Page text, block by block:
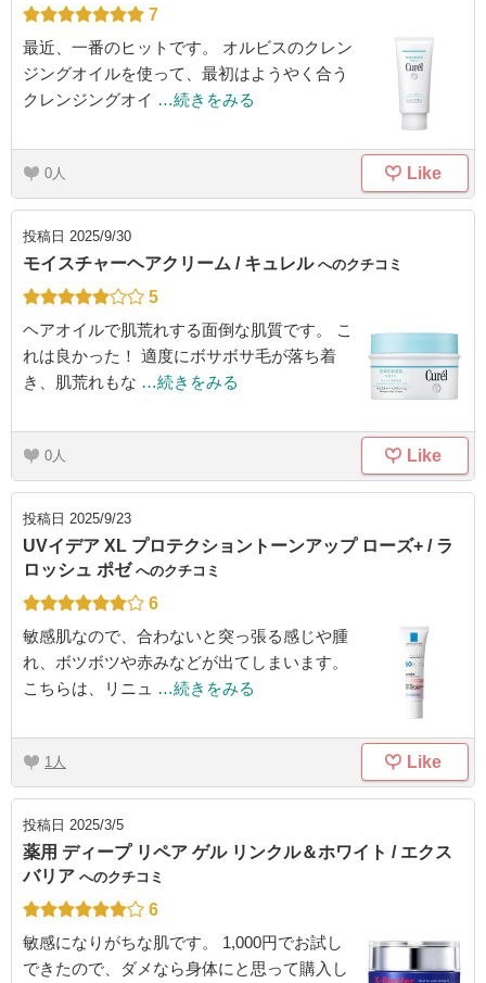
7
最近、一番のヒットです。 オルビスのクレン
ジングオイルを使って、最初はようやく合う
クレンジングオイ …続きをみる
0 Like
投稿日 2025/9/30
モイスチャーヘアクリーム / キュレル へのクチコミ
5
ヘアオイルで肌荒れする面倒な肌質です。 こ
れは良かった！ 適度にボサボサ毛が落ち着
き、肌荒れもな …続きをみる
0 Like
投稿日 2025/9/23
UVイデア XL プロテクショントーンアップ ローズ+ / ラ
ロッシュ ポゼ へのクチコミ
6
敏感肌なので、合わないと突っ張る感じや腫
れ、ボツボツや赤みなどが出てしまいます。
こちらは、リニュ …続きをみる
1 Like
投稿日 2025/3/5
薬用 ディープ リペア ゲル リンクル＆ホワイト / エクス
バリア へのクチコミ
6
敏感になりがちな肌です。 1,000円でお試し
できたので、ダメなら身体にと思って購入し